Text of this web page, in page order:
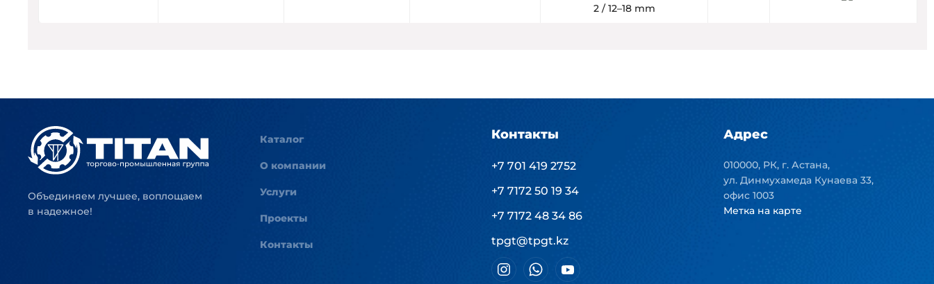
2 / 12–18 mm
Объединяем лучшее, воплощаем
в надежное!
Каталог
О компании
Услуги
Проекты
Контакты
Контакты
+7 701 419 2752
+7 7172 50 19 34
+7 7172 48 34 86
tpgt@tpgt.kz
Адрес
010000, РК, г. Астана,
ул. Динмухамеда Кунаева 33,
офис 1003
Метка на карте